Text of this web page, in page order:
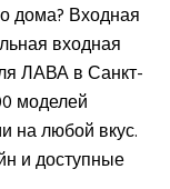
дома? Входная
входная
ЛАВА в Санкт-
моделей
на любой вкус.
и доступные